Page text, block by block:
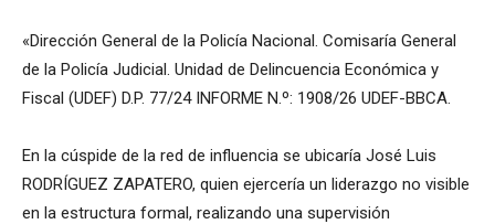
«Dirección General de la Policía Nacional. Comisaría General
de la Policía Judicial. Unidad de Delincuencia Económica y
Fiscal (UDEF) D.P. 77/24 INFORME N.º: 1908/26 UDEF-BBCA.
En la cúspide de la red de influencia se ubicaría José Luis
RODRÍGUEZ ZAPATERO, quien ejercería un liderazgo no visible
en la estructura formal, realizando una supervisión